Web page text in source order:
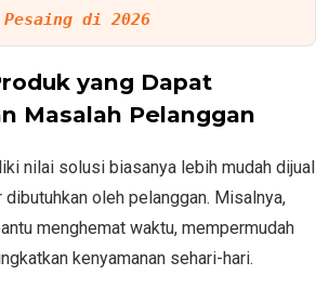
Pesaing di 2026
yang Dapat
Masalah Pelanggan
nilai solusi biasanya lebih mudah dijual
dibutuhkan oleh pelanggan. Misalnya,
menghemat waktu, mempermudah
kenyamanan sehari-hari.